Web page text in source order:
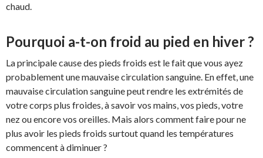
chaud.
Pourquoi a-t-on froid au pied en hiver ?
La principale cause des pieds froids est le fait que vous ayez
probablement une mauvaise circulation sanguine. En effet, une
mauvaise circulation sanguine peut rendre les extrémités de
votre corps plus froides, à savoir vos mains, vos pieds, votre
nez ou encore vos oreilles. Mais alors comment faire pour ne
plus avoir les pieds froids surtout quand les températures
commencent à diminuer ?